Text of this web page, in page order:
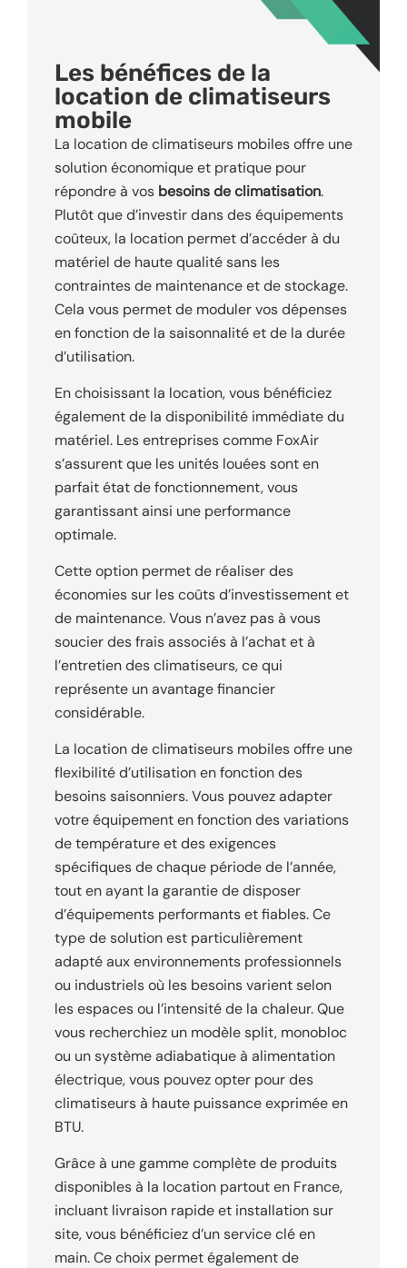
Les bénéfices de la
location de climatiseurs
mobile
La location de climatiseurs mobiles offre une
solution économique et pratique pour
répondre à vos besoins de climatisation.
Plutôt que d’investir dans des équipements
coûteux, la location permet d’accéder à du
matériel de haute qualité sans les
contraintes de maintenance et de stockage.
Cela vous permet de moduler vos dépenses
en fonction de la saisonnalité et de la durée
d’utilisation.
En choisissant la location, vous bénéficiez
également de la disponibilité immédiate du
matériel. Les entreprises comme FoxAir
s’assurent que les unités louées sont en
parfait état de fonctionnement, vous
garantissant ainsi une performance
optimale.
Cette option permet de réaliser des
économies sur les coûts d’investissement et
de maintenance. Vous n’avez pas à vous
soucier des frais associés à l’achat et à
l’entretien des climatiseurs, ce qui
représente un avantage financier
considérable.
La location de climatiseurs mobiles offre une
flexibilité d’utilisation en fonction des
besoins saisonniers. Vous pouvez adapter
votre équipement en fonction des variations
de température et des exigences
spécifiques de chaque période de l’année,
tout en ayant la garantie de disposer
d’équipements performants et fiables. Ce
type de solution est particulièrement
adapté aux environnements professionnels
ou industriels où les besoins varient selon
les espaces ou l’intensité de la chaleur. Que
vous recherchiez un modèle split, monobloc
ou un système adiabatique à alimentation
électrique, vous pouvez opter pour des
climatiseurs à haute puissance exprimée en
BTU.
Grâce à une gamme complète de produits
disponibles à la location partout en France,
incluant livraison rapide et installation sur
site, vous bénéficiez d’un service clé en
main. Ce choix permet également de